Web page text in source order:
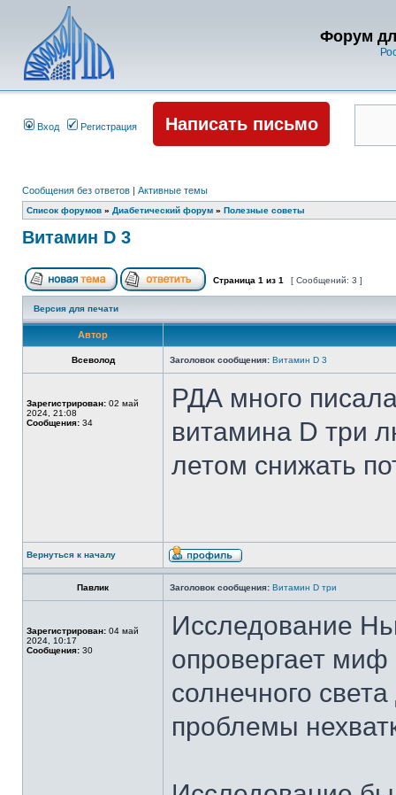
Форум
Вход Регистрация Написать письмо
Сообщения без ответов | Активные темы
Список форумов » Диабетический форум » Полезные советы
Витамин D 3
Страница 1 из 1 [ Сообщений: 3 ]
Версия для печати
Автор
Всеволод Заголовок сообщения: Витамин D 3
Зарегистрирован: 02 май
2024, 21:08
Сообщения: 34
РДА много
витамина D три
летом снижать
Вернуться к началу
Павлик Заголовок сообщения: Витамин D три
Зарегистрирован: 04 май
2024, 10:17
Сообщения: 30
Исследование
опровергает миф
солнечного
проблемы